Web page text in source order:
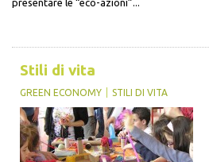
presentare le “eco-azioni”...
Stili di vita
GREEN ECONOMY STILI DI VITA